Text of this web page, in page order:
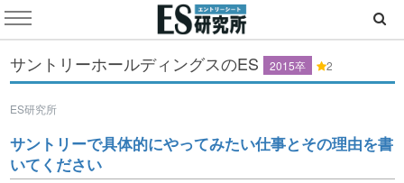
サントリーホールディングスのES 2015卒 2
ES研究所
サントリーで具体的にやってみたい仕事とその理由を書
いてください